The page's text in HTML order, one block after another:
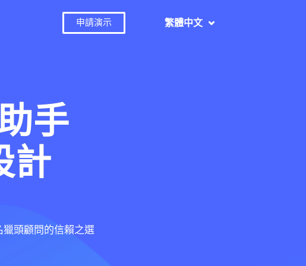
申請演示 繁體中文
手
計
頭顧問的信賴之選